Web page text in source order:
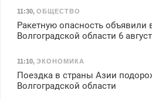
11:30, ОБЩЕСТВО
Ракетную опасность объявили
Волгоградской области 6
11:10, ЭКОНОМИКА
Поездка в страны Азии
Волгоградской области